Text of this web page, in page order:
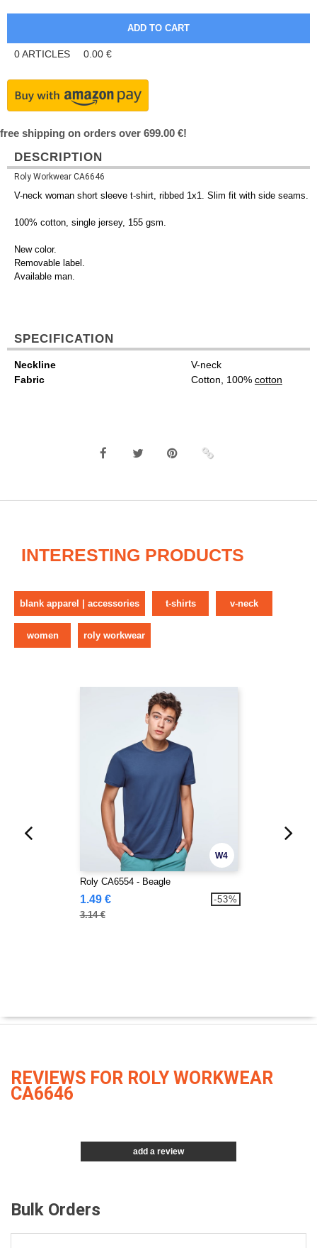
0ARTICLES 0.00 €
free shipping on orders over 699.00 €!
DESCRIPTION
Roly Workwear CA6646
V-neck woman short sleeve t-shirt, ribbed 1x1. Slim fit with side seams.
100% cotton, single jersey, 155 gsm.
New color.
Removable label.
Available man.
SPECIFICATION
Neckline
V-neck
Fabric
Cotton, 100% cotton
INTERESTING PRODUCTS
blank apparel | accessories t-shirts v-neck
women roly workwear
W4
Roly CA6554 - Beagle
1.49 €
3.14 €
-53%
REVIEWS FOR ROLY WORKWEAR
CA6646
add a review
Bulk Orders